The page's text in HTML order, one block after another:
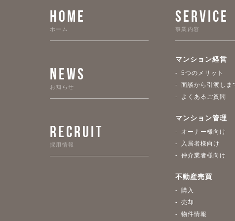
HOME
ホーム
NEWS
お知らせ
RECRUIT
採用情報
SERVICE
事業内容
マンション経営
5つのメリット
面談から引渡しま
よくあるご質問
マンション管理
オーナー様向け
入居者様向け
仲介業者様向け
不動産売買
購入
売却
物件情報